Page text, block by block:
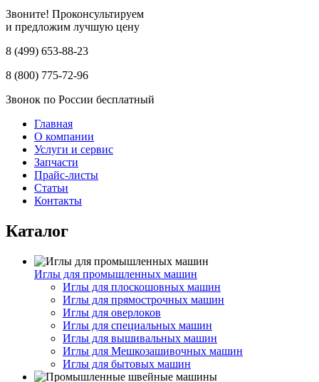
Звоните! Проконсультируем
и предложим лучшую цену
8 (499) 653-88-23
8 (800) 775-72-96
Звонок по России бесплатный
Главная
О компании
Услуги и сервис
Запчасти
Прайс-листы
Статьи
Контакты
Каталог
Иглы для промышленных машин
Иглы для плоскошовных машин
Иглы для прямострочных машин
Иглы для оверлоков
Иглы для специальных машин
Иглы для вышивальных машин
Иглы для Мешкозашивочных машин
Иглы для бытовых машин